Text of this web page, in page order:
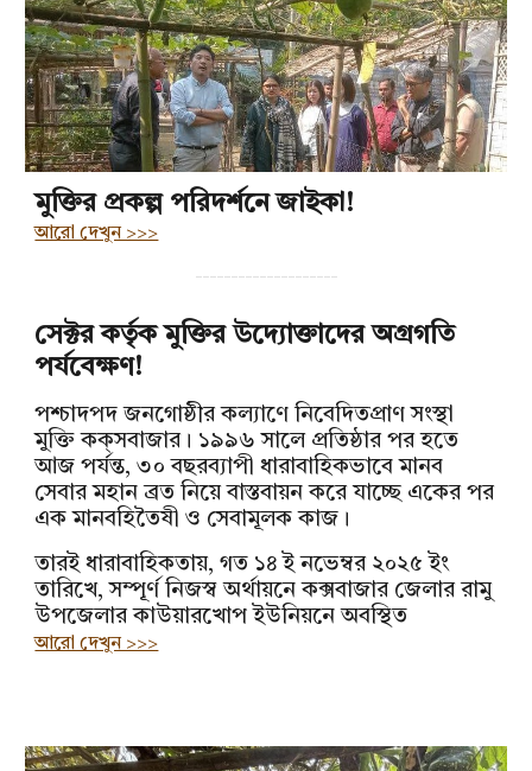
মুক্তির প্রকল্প পরিদর্শনে জাইকা!
আরো দেখুন >>>
--------------------
সেক্টর কর্তৃক মুক্তির উদ্যোক্তাদের অগ্রগতি
পর্যবেক্ষণ!
পশ্চাদপদ জনগোষ্ঠীর কল্যাণে নিবেদিতপ্রাণ সংস্থা
মুক্তিকক্‌সবাজার। ১৯৯৬ সালে প্রতিষ্ঠার পর হতে
আজ পর্যন্ত, ৩০ বছরব্যাপী ধারাবাহিকভাবে মানব
সেবার মহান ব্রত নিয়ে বাস্তবায়ন করে যাচ্ছে একের পর
এক মানবহিতৈষী ও সেবামূলক কাজ।
তারই ধারাবাহিকতায়, গত ১৪ ই নভেম্বর ২০২৫ ইং
তারিখে, সম্পূর্ণ নিজস্ব অর্থায়নে কক্সবাজার জেলার রামু
উপজেলার কাউয়ারখোপ ইউনিয়নে অবস্থিত
আরো দেখুন >>>